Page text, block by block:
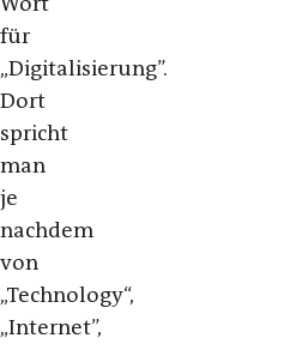
für
„Digitalisierung”.
Dort
spricht
man
je
nachdem
von
„Technology“,
„Internet”,